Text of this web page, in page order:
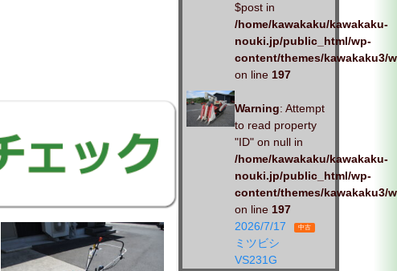
$post in
/home/kawakaku/kawakaku-
nouki.jp/public_html/wp-
content/themes/kawakaku3/
on line 197
Warning: Attempt
to read property
"ID" on null in
/home/kawakaku/kawakaku-
nouki.jp/public_html/wp-
content/themes/kawakaku3/
on line 197
2026/7/17
中古
ミツビシ
VS231G